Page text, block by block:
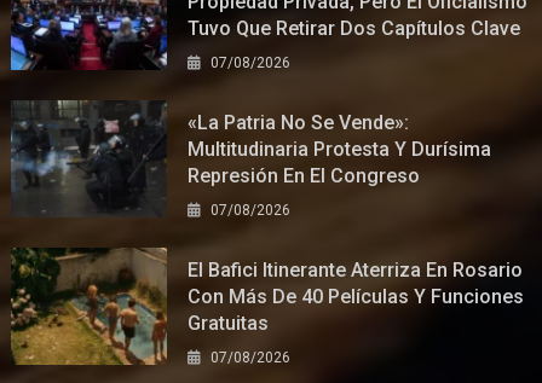
Tuvo Que Retirar Dos Capítulos Clave
07/08/2026
«La Patria No Se Vende»:
Multitudinaria Protesta Y Durísima
Represión En El Congreso
07/08/2026
El Bafici Itinerante Aterriza En Rosario
Con Más De 40 Películas Y Funciones
Gratuitas
07/08/2026